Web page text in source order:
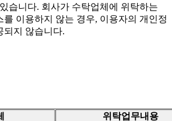
습니다. 회사가 수탁업체에 위탁하는
를 이용하지 않는 경우, 이용자의 개인정
되지 않습니다.
위탁업무내용